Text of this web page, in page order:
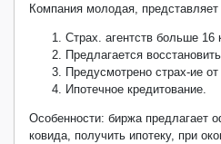
Компания молодая,
Страх. агентств больше 16
Предлагается
Предусмотрено страх-ие
Ипотечное кредитование.
Особенности: биржа предлагает
ковида, получить ипотеку, при